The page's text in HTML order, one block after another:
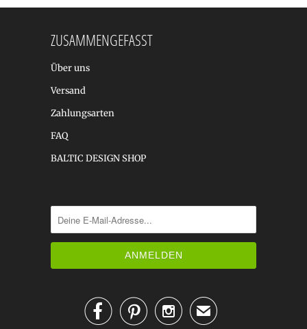
ZUSAMMENGEFASST
Über uns
Versand
Zahlungsarten
FAQ
BALTIC DESIGN SHOP
✉